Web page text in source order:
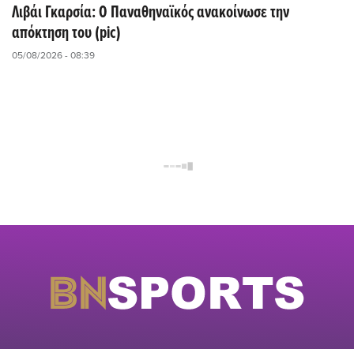
Λιβάι Γκαρσία: O Παναθηναϊκός ανακοίνωσε την
απόκτηση του (pic)
05/08/2026 - 08:39